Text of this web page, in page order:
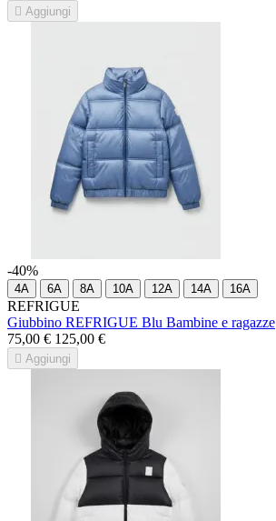
 Aggiungi
-40%
4A 6A 8A 10A 12A 14A 16A
REFRIGUE
Giubbino REFRIGUE Blu Bambine e ragazze
75,00 € 125,00 €
 Aggiungi